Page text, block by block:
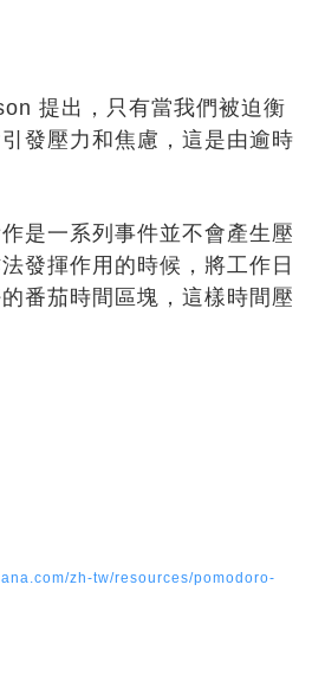
提出，只有當我們被迫衡
發壓力和焦慮，這是由逾時
是一系列事件並不會產生壓
發揮作用的時候，將工作日
番茄時間區塊，這樣時間壓
zh-tw/resources/pomodoro-